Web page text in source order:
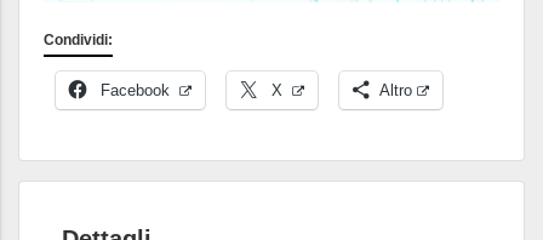
Condividi:
Facebook X Altro